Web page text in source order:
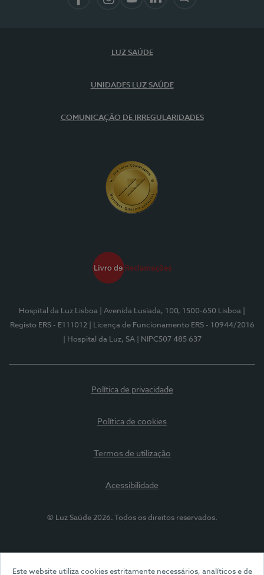
Este website utiliza cookies estritamente necessários, analíticos e de
LUZ SAÚDE
UNIDADES LUZ SAÚDE
COMUNICAÇÃO DE IRREGULARIDADES
Hospital da Luz Lisboa | Avenida Lusíada, 100, 1500-650 Lisboa
Registo ERS - E111012
| Licença de Funcionamento ERS - 10944/2016
| Hospital da Luz, SA
| NIPC507 485 637
Política de privacidade
Política de cookies
Termos de utilização
Acessibilidade
© Luz Saúde 2026. Todos os direitos reservados.